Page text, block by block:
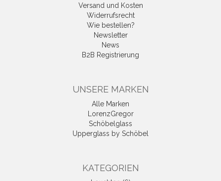
Versand und Kosten
Widerrufsrecht
Wie bestellen?
Newsletter
News
B2B Registrierung
UNSERE MARKEN
Alle Marken
LorenzGregor
Schöbelglass
Upperglass by Schöbel
KATEGORIEN